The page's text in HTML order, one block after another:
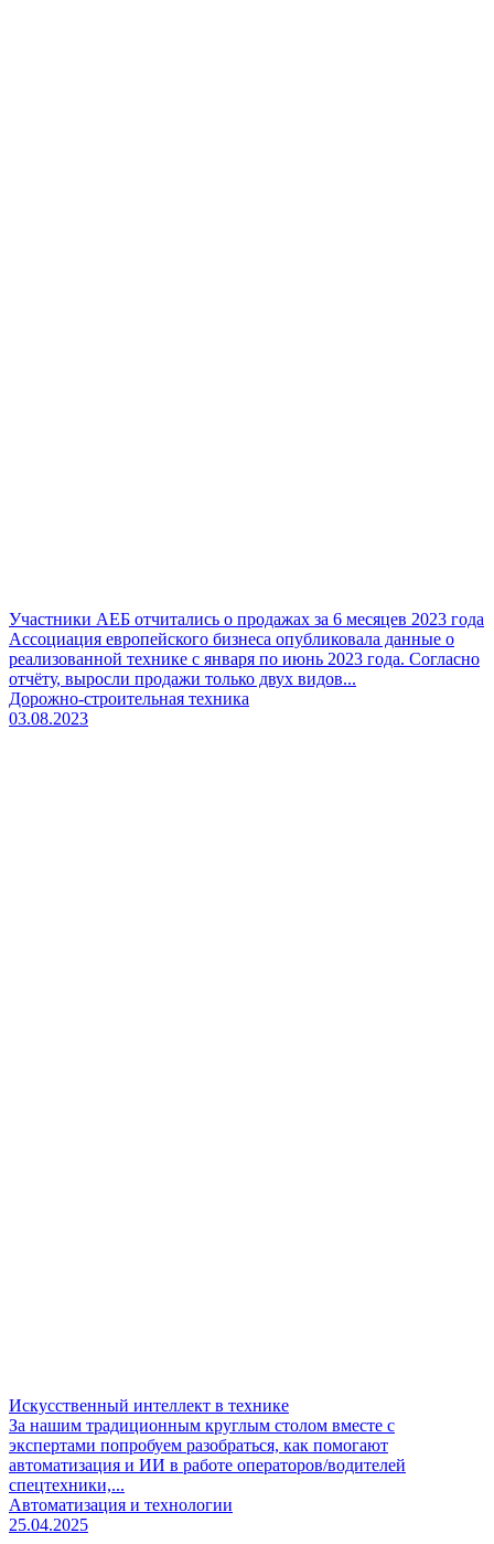
Участники АЕБ отчитались о продажах за 6 месяцев 2023 года
Ассоциация европейского бизнеса опубликовала данные о
реализованной технике с января по июнь 2023 года. Согласно
отчёту, выросли продажи только двух видов...
Дорожно-строительная техника
03.08.2023
Искусственный интеллект в технике
За нашим традиционным круглым столом вместе с
экспертами попробуем разобраться, как помогают
автоматизация и ИИ в работе операторов/водителей
спецтехники,...
Автоматизация и технологии
25.04.2025